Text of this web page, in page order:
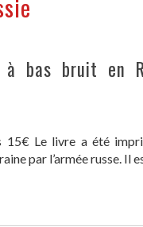
bas bruit en
Le livre a été
par l’armée russe. Il